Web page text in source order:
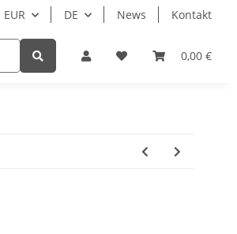
EUR DE News Kontakt
0,00 €
Hersteller Beispielseite